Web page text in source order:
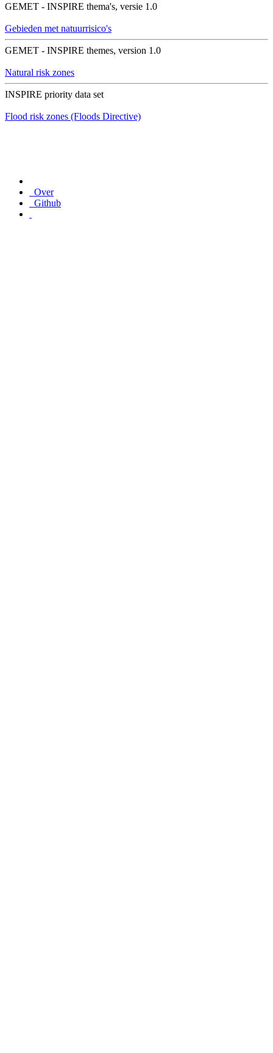
GEMET - INSPIRE thema's, versie 1.0
Gebieden met natuurrisico's
GEMET - INSPIRE themes, version 1.0
Natural risk zones
INSPIRE priority data set
Flood risk zones (Floods Directive)
Over
Github